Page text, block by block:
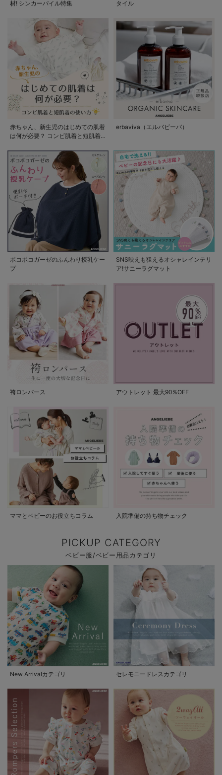
材! シンカーパイル特集 タイル
赤ちゃん、新生児のはじめての肌着
は何が必要？ コンビ肌着と短肌着
erbaviva（エルバビーバ）
ポコポコガーゼのふんわり授乳ケー
プ
SNS映えも狙えるオシャレインテリ
ア!サニーラグマット
袴ロンパース アウトレット 最大90%OFF
ママとベビーのお役立ちコラム 入院準備の持ち物チェック
PICKUP CATEGORY
ベビー服/ベビー用品カテゴリ
New Arrivalカテゴリ セレモニードレスカテゴリ